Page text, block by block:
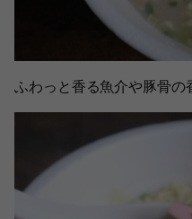
ふわっと香る魚介や豚骨の